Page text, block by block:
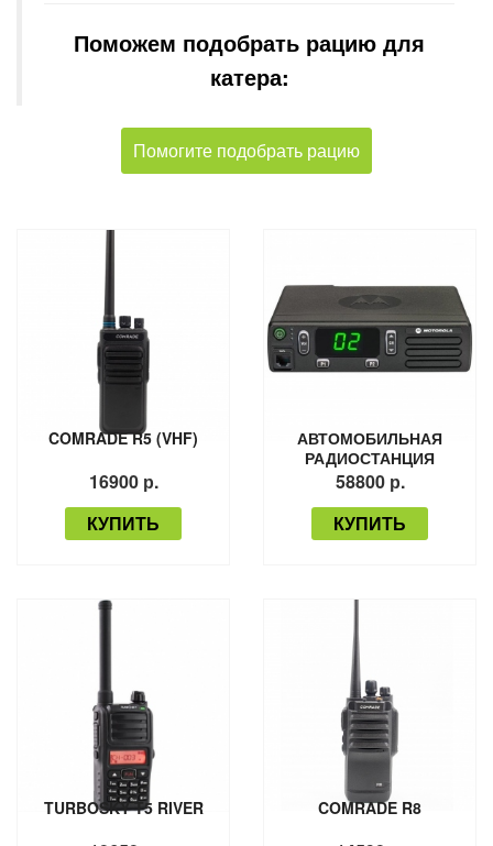
Поможем подобрать рацию для
катера:
Помогите подобрать рацию
COMRADE R5 (VHF)
16900 р.
КУПИТЬ
АВТОМОБИЛЬНАЯ
РАДИОСТАНЦИЯ
MOTOROLA DM1400
58800 р.
КУПИТЬ
TURBOSKY T5 RIVER COMRADE R8